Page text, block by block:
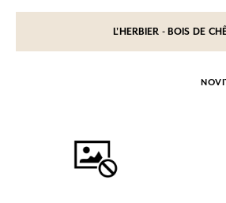
L'HERBIER - BOIS DE